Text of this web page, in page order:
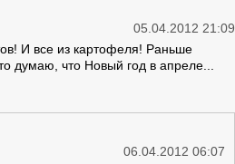
05.04.2012 21:09
И все из картофеля! Раньше
думаю, что Новый год в апреле...
06.04.2012 06:07